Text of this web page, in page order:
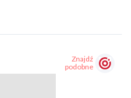
Znajdź
podobne